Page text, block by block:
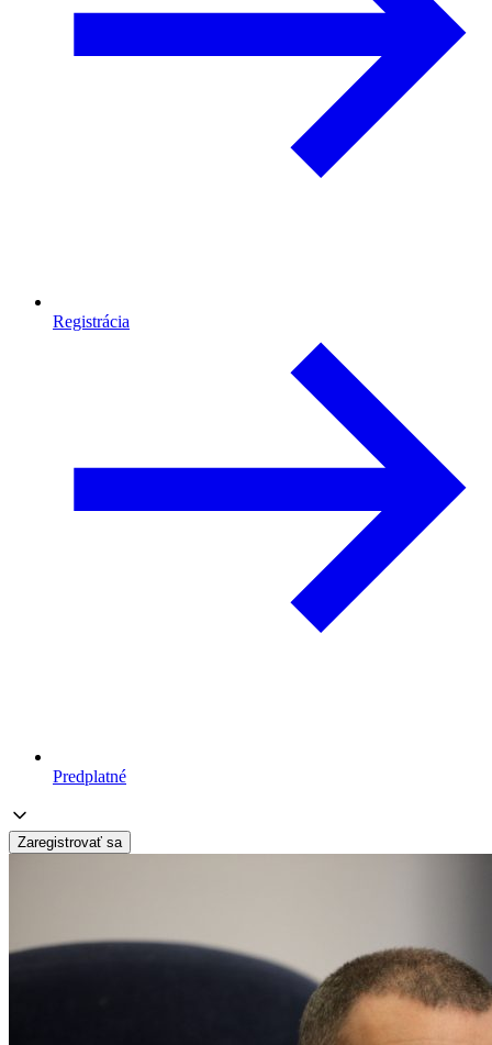
Registrácia
Predplatné
Zaregistrovať sa